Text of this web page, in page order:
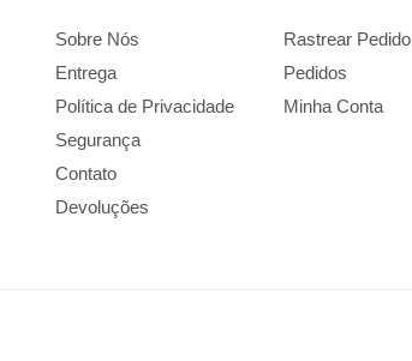
Sobre Nós
Entrega
Política de Privacidade
Segurança
Contato
Devoluções
Rastrear Pedido
Pedidos
Minha Conta